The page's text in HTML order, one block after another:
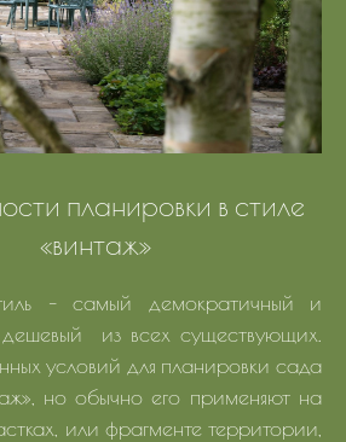
планировки в стиле
«винтаж»
– самый демократичный и
дешевый из всех существующих.
условий для планировки сада
но обычно его применяют на
или фрагменте территории,